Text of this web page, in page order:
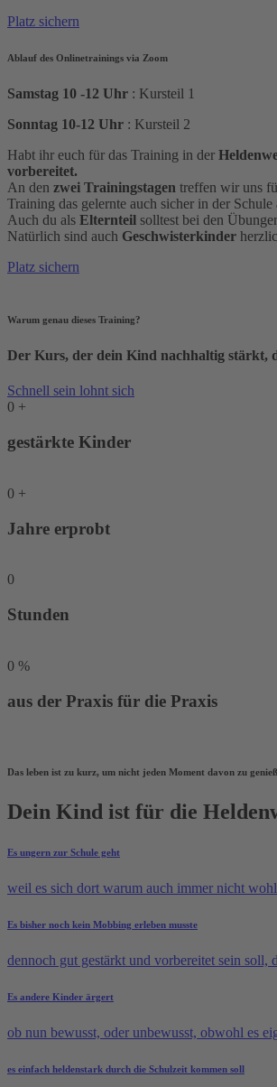
Platz sichern
Ablauf des Onlinetrainings via Zoom
Samstag 10 -12 Uhr : Kursteil 1
Sonntag 10-12 Uhr : Kursteil 2
Habt ihr euch für das Training in der
vorbereitet.
An den zwei Trainingstagen treffen wir uns
Training das gelernte auch sicher in der Schule
Auch du als Elternteil solltest bei den
Natürlich sind auch Geschwisterkinder
Platz sichern
Warum genau dieses Training?
Der Kurs, der dein Kind nachhaltig stärkt,
Schnell sein lohnt sich
0 +
gestärkte Kinder
0 +
Jahre erprobt
0
Stunden
0 %
aus der Praxis für die Praxis
Das leben ist zu kurz, um nicht jeden Moment davon zu
Dein Kind ist für die
Es ungern zur Schule geht
weil es sich dort warum auch immer nicht
Es bisher noch kein Mobbing erleben musste
dennoch gut gestärkt und vorbereitet sein
Es andere Kinder ärgert
ob nun bewusst, oder unbewusst, obwohl es
es einfach heldenstark durch die Schulzeit kommen soll